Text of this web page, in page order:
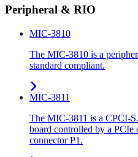
Peripheral & RIO
MIC-3810
The MIC-3810 is a
standard compliant.
MIC-3811
The MIC-3811 is a CPCI-
board controlled by a PCIe
connector P1.